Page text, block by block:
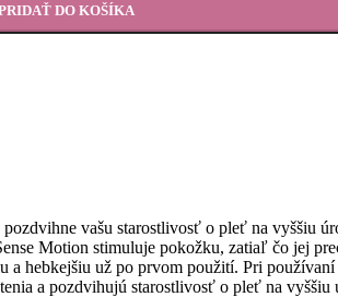
DO KOŠÍKA
vašu starostlivosť o pleť na vyššiu
Motion stimuluje pokožku, zatiaľ čo jej
hebkejšiu už po prvom použití. Pri
a pozdvihujú starostlivosť o pleť na